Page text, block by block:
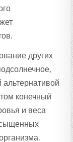
других
конечный
и веса